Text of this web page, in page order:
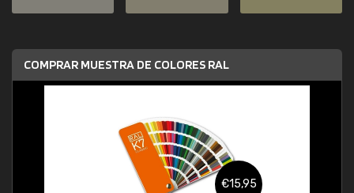
COMPRAR MUESTRA DE COLORES RAL
€15,95